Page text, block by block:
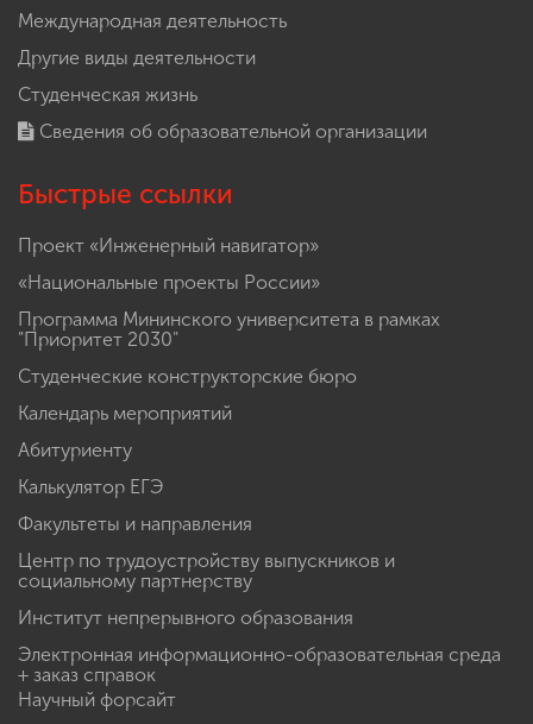
Международная деятельность
Другие виды деятельности
Студенческая жизнь
Сведения об образовательной организации
Быстрые ссылки
Проект «Инженерный навигатор»
«Национальные проекты России»
Программа Мининского университета в рамках
"Приоритет 2030"
Студенческие конструкторские бюро
Календарь мероприятий
Абитуриенту
Калькулятор ЕГЭ
Факультеты и направления
Центр по трудоустройству выпускников и
социальному партнерству
Институт непрерывного образования
Электронная информационно-образовательная среда
+ заказ справок
Научный форсайт